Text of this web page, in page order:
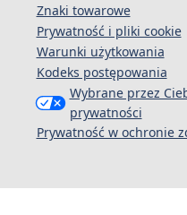
Znaki towarowe
Prywatność i pliki cookie
Warunki użytkowania
Kodeks postępowania
Wybrane przez
prywatności
Prywatność w ochronie